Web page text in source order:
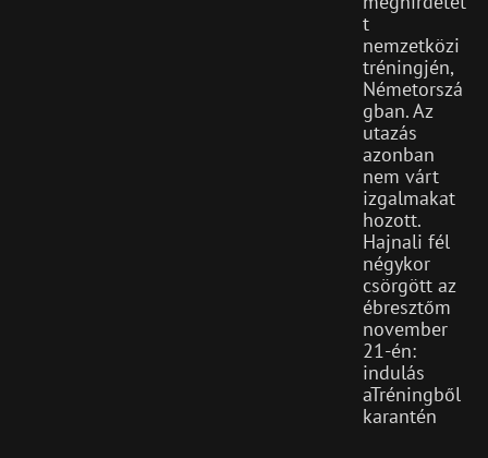
t
nemzetközi
tréningjén,
Németorszá
gban. Az
utazás
azonban
nem várt
izgalmakat
hozott.
Hajnali fél
négykor
csörgött az
ébresztőm
november
21-én:
indulás
aTréningből
karantén